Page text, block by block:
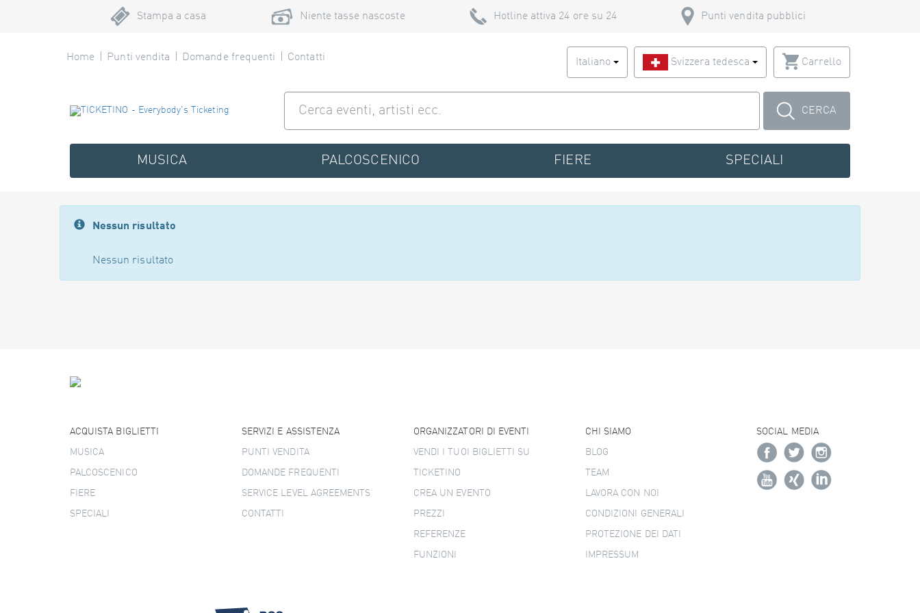
Stampa a casa Niente tasse nascoste Hotline attiva 24 ore su 24 Punti vendita pubblici
Home Punti vendita Domande frequenti Contatti Italiano Svizzera tedesca Carrello
CERCA
MUSICA PALCOSCENICO FIERE SPECIALI
Nessun risultato
Nessun risultato
ACQUISTA BIGLIETTI
MUSICA
PALCOSCENICO
FIERE
SPECIALI
SERVIZI E ASSISTENZA
PUNTI VENDITA
DOMANDE FREQUENTI
SERVICE LEVEL AGREEMENTS
CONTATTI
ORGANIZZATORI DI EVENTI
VENDI I TUOI BIGLIETTI SU
TICKETINO
CREA UN EVENTO
PREZZI
REFERENZE
FUNZIONI
CHI SIAMO
BLOG
TEAM
LAVORA CON NOI
CONDIZIONI GENERALI
PROTEZIONE DEI DATI
IMPRESSUM
SOCIAL MEDIA